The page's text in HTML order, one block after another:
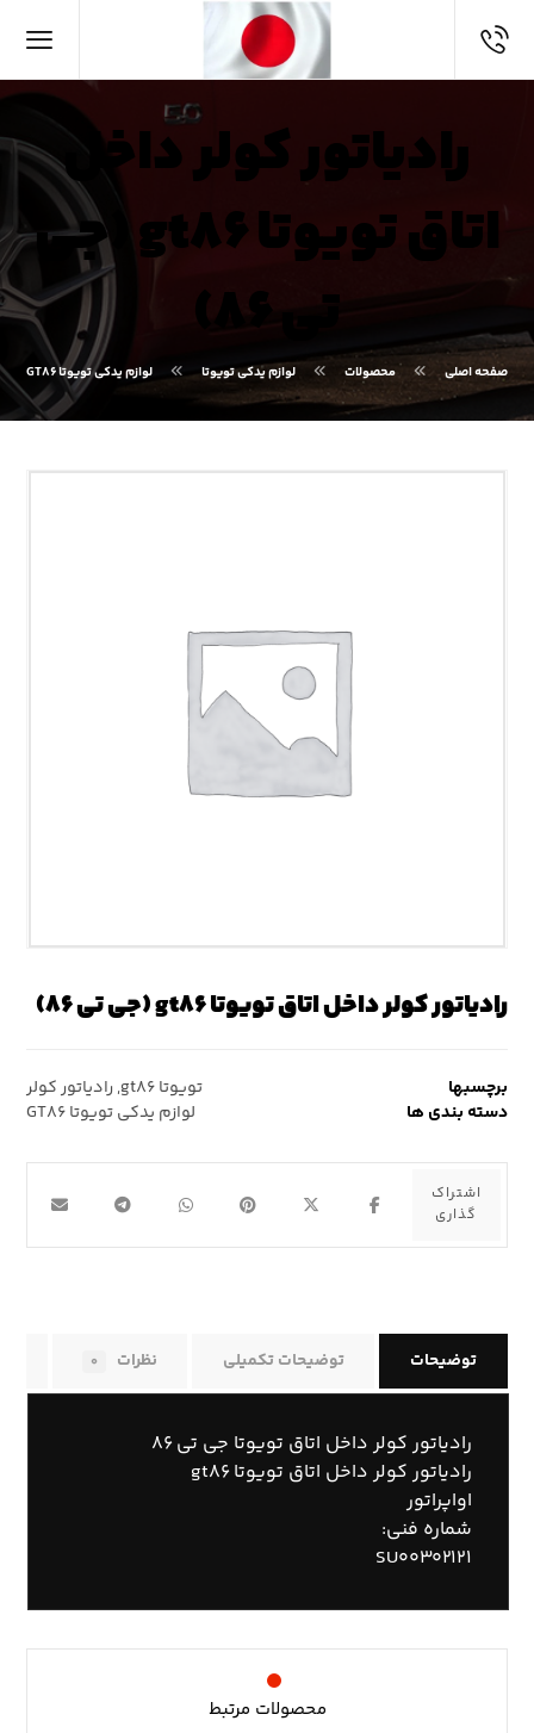
رادیاتور کولر داخل
اتاق تویوتا gt۸۶ (جی
تی ۸۶)
صفحه اصلی محصولات لوازم یدکی تویوتا لوازم یدکی تویوتا GT۸۶
رادیاتور کولر داخل اتاق تویوتا gt۸۶ (جی تی ۸۶)
برچسبها تویوتا gt۸۶ ,رادیاتور کولر
دسته بندی ها
لوازم یدکی تویوتا GT۸۶
توضیحات توضیحات تکمیلی نظرات ۰
رادیاتور کولر داخل اتاق تویوتا جی تی ۸۶
رادیاتور کولر داخل اتاق تویوتا gt۸۶
اواپراتور
شماره فنی:
SU۰۰۳۰۲۱۲۱
محصولات مرتبط